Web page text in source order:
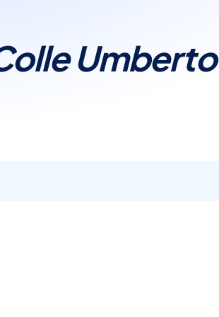
l'ora che meglio siUmberto